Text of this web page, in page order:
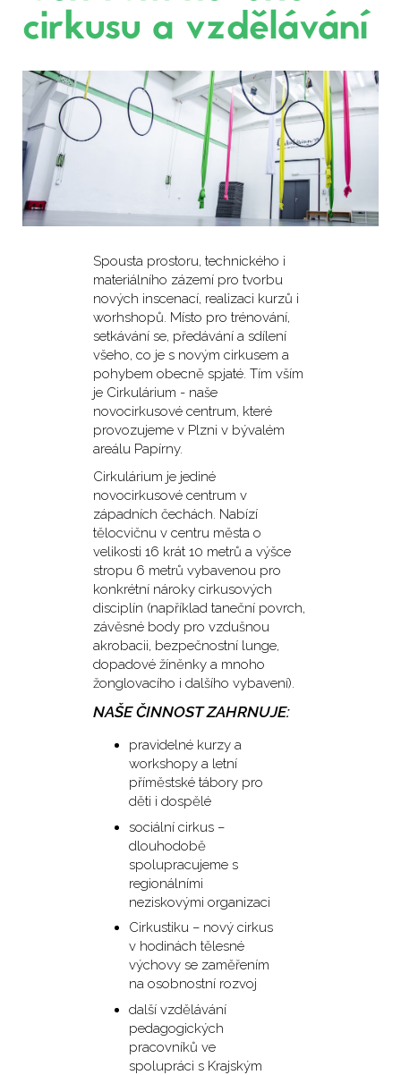
cirkusu a vzdělávání
Spousta prostoru, technického i
materiálního zázemí pro tvorbu
nových inscenací, realizaci kurzů i
worhshopů. Místo pro trénování,
setkávání se, předávání a sdílení
všeho, co je s novým cirkusem a
pohybem obecně spjaté. Tím vším
je Cirkulárium - naše
novocirkusové centrum, které
provozujeme v Plzni v bývalém
areálu Papírny.
Cirkulárium je jediné
novocirkusové centrum v
západních čechách. Nabízí
tělocvičnu v centru města o
velikosti 16 krát 10 metrů a výšce
stropu 6 metrů vybavenou pro
konkrétní nároky cirkusových
disciplín (například taneční povrch,
závěsné body pro vzdušnou
akrobacii, bezpečnostní lunge,
dopadové žíněnky a mnoho
žonglovacího i dalšího vybavení).
NAŠE ČINNOST ZAHRNUJE:
pravidelné kurzy a
workshopy a letní
příměstské tábory pro
děti i dospělé
sociální cirkus –
dlouhodobě
spolupracujeme s
regionálními
neziskovými organizaci
Cirkustiku – nový cirkus
v hodinách tělesné
výchovy se zaměřením
na osobnostní rozvoj
další vzdělávání
pedagogických
pracovníků ve
spolupráci s Krajským